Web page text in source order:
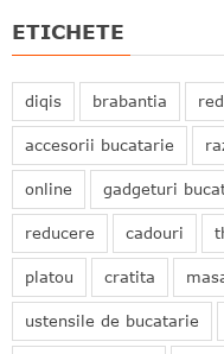
ETICHETE
diqis brabantia
accesorii bucatarie
online gadgeturi
reducere cadouri
platou cratita
ustensile de bucatarie